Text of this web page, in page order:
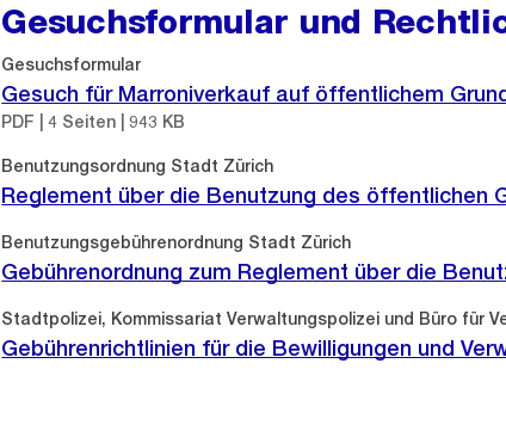
Gesuchsformular und
Gesuchsformular
Gesuch für Marroniverkauf auf öffentlichem
PDF | 4 Seiten | 943 KB
Benutzungsordnung Stadt Zürich
Reglement über die Benutzung des öffentlichen
Benutzungsgebührenordnung Stadt Zürich
Gebührenordnung zum Reglement über die
Stadtpolizei, Kommissariat Verwaltungspolizei und Büro für
Gebührenrichtlinien für die Bewilligungen und